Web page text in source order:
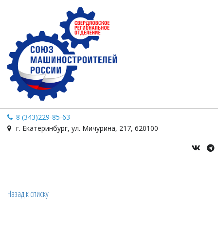
8 (343)229-85-63
г. Екатеринбург, ул. Мичурина, 217, 620100
Назад к списку